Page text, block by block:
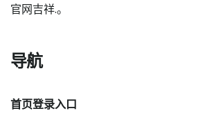
官网吉祥.。
导航
首页登录入口